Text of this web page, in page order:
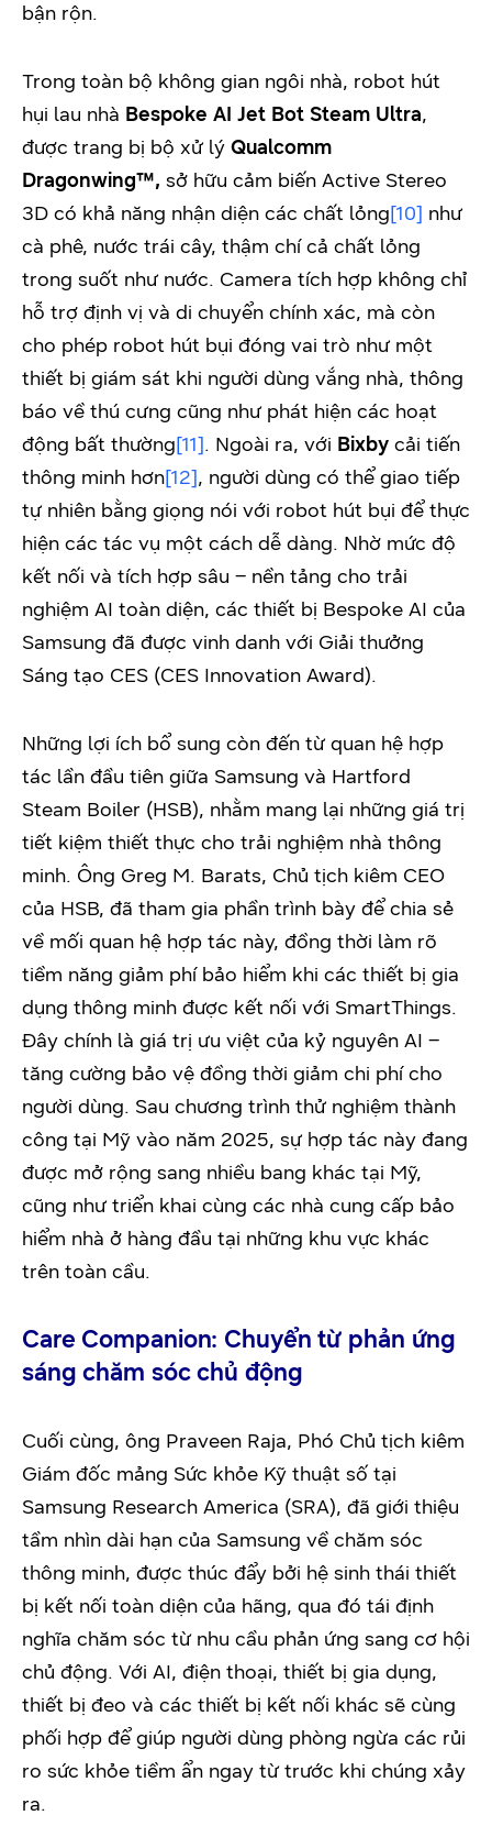
bận rộn.
Trong toàn bộ không gian ngôi nhà, robot hút
hụi lau nhà Bespoke AI Jet Bot Steam Ultra,
được trang bị bộ xử lý Qualcomm
Dragonwing™, sở hữu cảm biến Active Stereo
3D có khả năng nhận diện các chất lỏng[10] như
cà phê, nước trái cây, thậm chí cả chất lỏng
trong suốt như nước. Camera tích hợp không chỉ
hỗ trợ định vị và di chuyển chính xác, mà còn
cho phép robot hút bụi đóng vai trò như một
thiết bị giám sát khi người dùng vắng nhà, thông
báo về thú cưng cũng như phát hiện các hoạt
động bất thường[11]. Ngoài ra, với Bixby cải tiến
thông minh hơn[12], người dùng có thể giao tiếp
tự nhiên bằng giọng nói với robot hút bụi để thực
hiện các tác vụ một cách dễ dàng. Nhờ mức độ
kết nối và tích hợp sâu – nền tảng cho trải
nghiệm AI toàn diện, các thiết bị Bespoke AI của
Samsung đã được vinh danh với Giải thưởng
Sáng tạo CES (CES Innovation Award).
Những lợi ích bổ sung còn đến từ quan hệ hợp
tác lần đầu tiên giữa Samsung và Hartford
Steam Boiler (HSB), nhằm mang lại những giá trị
tiết kiệm thiết thực cho trải nghiệm nhà thông
minh. Ông Greg M. Barats, Chủ tịch kiêm CEO
của HSB, đã tham gia phần trình bày để chia sẻ
về mối quan hệ hợp tác này, đồng thời làm rõ
tiềm năng giảm phí bảo hiểm khi các thiết bị gia
dụng thông minh được kết nối với SmartThings.
Đây chính là giá trị ưu việt của kỷ nguyên AI –
tăng cường bảo vệ đồng thời giảm chi phí cho
người dùng. Sau chương trình thử nghiệm thành
công tại Mỹ vào năm 2025, sự hợp tác này đang
được mở rộng sang nhiều bang khác tại Mỹ,
cũng như triển khai cùng các nhà cung cấp bảo
hiểm nhà ở hàng đầu tại những khu vực khác
trên toàn cầu.
Care Companion: Chuyển từ phản ứng
sáng chăm sóc chủ động
Cuối cùng, ông Praveen Raja, Phó Chủ tịch kiêm
Giám đốc mảng Sức khỏe Kỹ thuật số tại
Samsung Research America (SRA), đã giới thiệu
tầm nhìn dài hạn của Samsung về chăm sóc
thông minh, được thúc đẩy bởi hệ sinh thái thiết
bị kết nối toàn diện của hãng, qua đó tái định
nghĩa chăm sóc từ nhu cầu phản ứng sang cơ hội
chủ động. Với AI, điện thoại, thiết bị gia dụng,
thiết bị đeo và các thiết bị kết nối khác sẽ cùng
phối hợp để giúp người dùng phòng ngừa các rủi
ro sức khỏe tiềm ẩn ngay từ trước khi chúng xảy
ra.